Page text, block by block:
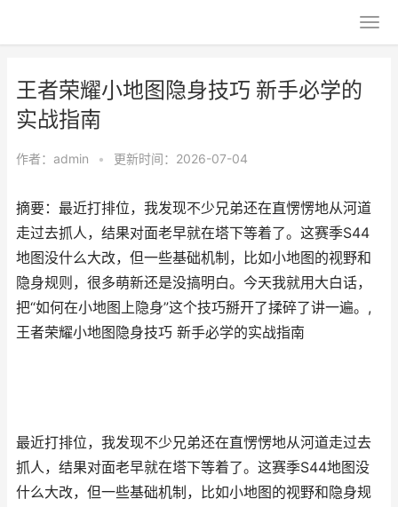
王者荣耀小地图隐身技巧 新手必学的
实战指南
作者： admin • 更新时间：2026-07-04
摘要：最近打排位，我发现不少兄弟还在直愣愣地从河道
走过去抓人，结果对面老早就在塔下等着了。这赛季S44
地图没什么大改，但一些基础机制，比如小地图的视野和
隐身规则，很多萌新还是没搞明白。今天我就用大白话，
把“如何在小地图上隐身”这个技巧掰开了揉碎了讲一遍。,
王者荣耀小地图隐身技巧 新手必学的实战指南
最近打排位，我发现不少兄弟还在直愣愣地从河道走过去
抓人，结果对面老早就在塔下等着了。这赛季S44地图没
什么大改，但一些基础机制，比如小地图的视野和隐身规